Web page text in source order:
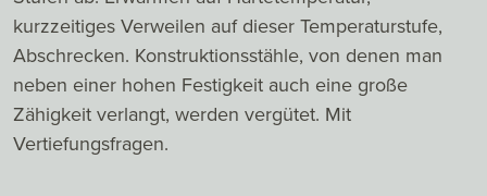
kurzzeitiges Verweilen auf dieser Temperaturstufe,
Abschrecken. Konstruktionsstähle, von denen man
neben einer hohen Festigkeit auch eine große
Zähigkeit verlangt, werden vergütet. Mit
Vertiefungsfragen.